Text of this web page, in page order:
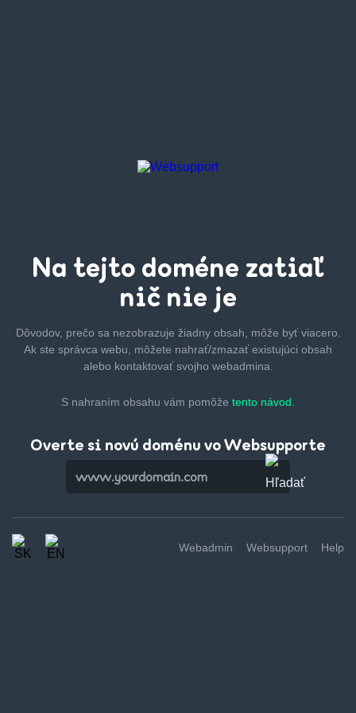
Na tejto doméne zatiaľ
nič nie je
Dôvodov, prečo sa nezobrazuje žiadny obsah, môže byťviacero.
Ak ste správca webu, môžete nahrať/zmazaťexistujúci obsah
alebo kontaktovať svojho webadmina.
S nahraním obsahu vám pomôže tento návod.
Overte si novú doménu vo Websupporte
Webadmin Websupport Help